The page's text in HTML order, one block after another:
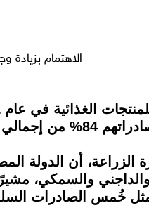
الاهتمام بزيادة
أن الدولة